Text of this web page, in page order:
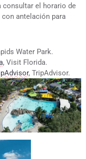
consultar el horario de
antelación para
Water Park.
, Visit Florida.
, TripAdvisor.